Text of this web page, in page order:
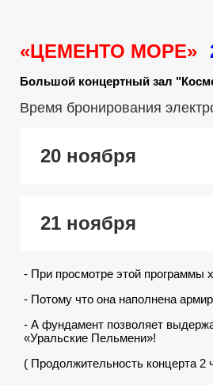
«ЦЕМЕНТО МОРЕ»
Большой концертный зал
Время бронирования
20 ноября
21 ноября
- При просмотре этой программы
- Потому что она наполнена
- А фундамент позволяет
«Уральские Пельмени»!
( Продолжительность концерта 2